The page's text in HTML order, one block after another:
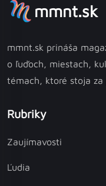
mmnt.sk
mmnt.sk prináša
o ľuďoch, miestach,
témach, ktoré stoja za
Rubriky
Zaujímavosti
Ľudia